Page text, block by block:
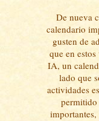
De nueva
calendario
gusten de
que en
IA, un
lado que
actividades
permitido